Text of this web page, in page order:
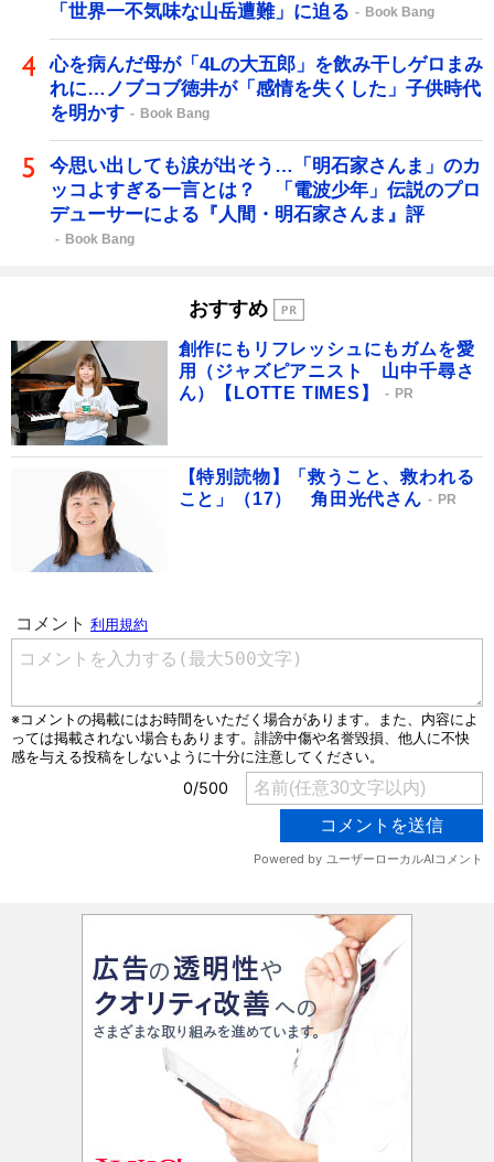
「世界一不気味な山岳遭難」に迫る
Book Bang
心を病んだ母が「4Lの大五郎」を飲み干しゲロまみ
れに…ノブコブ徳井が「感情を失くした」子供時代
を明かす
Book Bang
今思い出しても涙が出そう…「明石家さんま」のカ
ッコよすぎる一言とは？ 「電波少年」伝説のプロ
デューサーによる『人間・明石家さんま』評
Book Bang
おすすめ
創作にもリフレッシュにもガムを愛
用（ジャズピアニスト 山中千尋さ
ん）【LOTTE TIMES】
PR
【特別読物】「救うこと、救われる
こと」（17） 角田光代さん
PR